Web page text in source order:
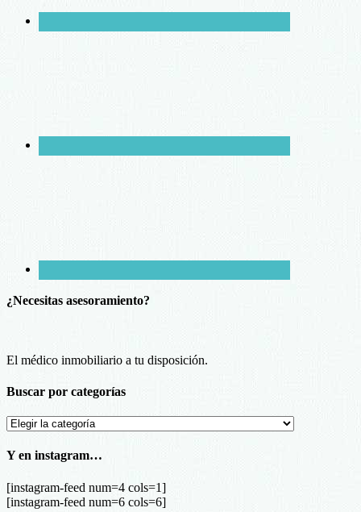
¿Necesitas asesoramiento?
El médico inmobiliario a tu disposición.
Buscar por categorías
Buscar
categorías
Y en instagram…
[instagram-feed num=4 cols=1]
[instagram-feed num=6 cols=6]